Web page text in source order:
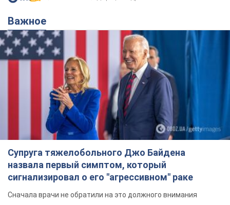
Важное
Супруга тяжелобольного Джо Байдена
назвала первый симптом, который
сигнализировал о его "агрессивном" раке
Сначала врачи не обратили на это должного внимания